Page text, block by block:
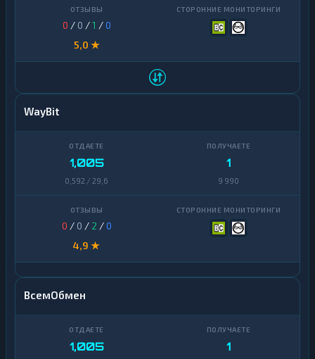
0 / 0 /1 /0
5,0 ★
WayBit
1,005
0,592 / 29,6
1
9 990
0 / 0 / 2 /0
4,9 ★
ВсемОбмен
1,005 1